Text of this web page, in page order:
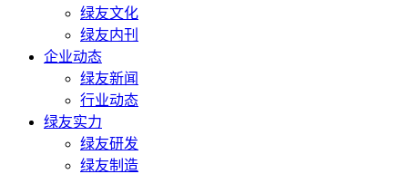
绿友文化
绿友内刊
企业动态
绿友新闻
行业动态
绿友实力
绿友研发
绿友制造